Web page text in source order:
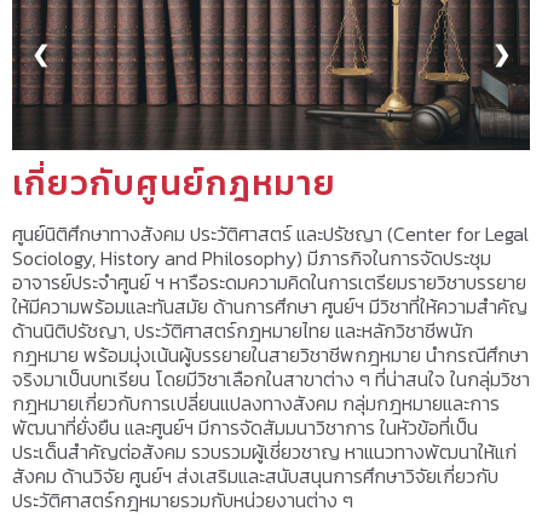
❮ ❯
เกี่ยวกับศูนย์กฎหมาย
ศูนย์นิติศึกษาทางสังคม ประวัติศาสตร์ และปรัชญา (Center for Legal
Sociology, History and Philosophy) มีภารกิจในการจัดประชุม
อาจารย์ประจำศูนย์ ฯ หารือระดมความคิดในการเตรียมรายวิชาบรรยาย
ให้มีความพร้อมและทันสมัย ด้านการศึกษา ศูนย์ฯ มีวิชาที่ให้ความสำคัญ
ด้านนิติปรัชญา, ประวัติศาสตร์กฎหมายไทย และหลักวิชาชีพนัก
กฎหมาย พร้อมมุ่งเน้นผู้บรรยายในสายวิชาชีพกฎหมาย นำกรณีศึกษา
จริงมาเป็นบทเรียน โดยมีวิชาเลือกในสาขาต่าง ๆ ที่น่าสนใจ ในกลุ่มวิชา
กฎหมายเกี่ยวกับการเปลี่ยนแปลงทางสังคม กลุ่มกฎหมายและการ
พัฒนาที่ยั่งยืน และศูนย์ฯ มีการจัดสัมมนาวิชาการ ในหัวข้อที่เป็น
ประเด็นสำคัญต่อสังคม รวบรวมผู้เชี่ยวชาญ หาแนวทางพัฒนาให้แก่
สังคม ด้านวิจัย ศูนย์ฯ ส่งเสริมและสนับสนุนการศึกษาวิจัยเกี่ยวกับ
ประวัติศาสตร์กฎหมายรวมกับหน่วยงานต่าง ๆ